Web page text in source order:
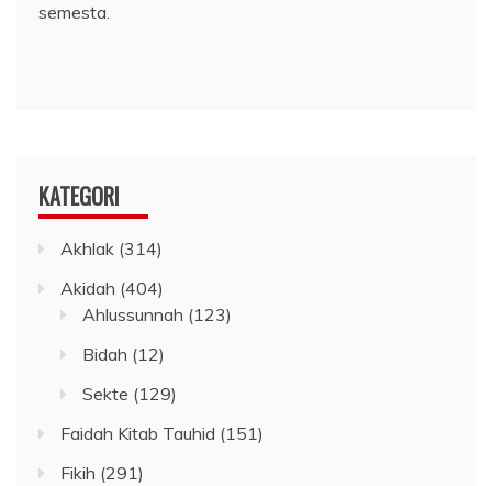
semesta.
KATEGORI
Akhlak (314)
Akidah (404)
Ahlussunnah (123)
Bidah (12)
Sekte (129)
Faidah Kitab Tauhid (151)
Fikih (291)